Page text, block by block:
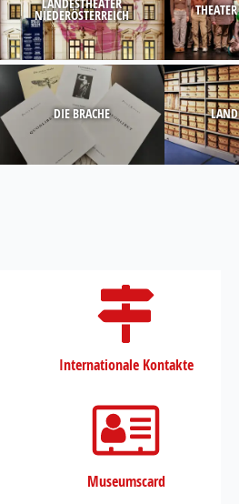
LANDESTHEATER
NIEDERÖSTERREICH
DIE BRACHE
Internationale Kontakte
Museumscard